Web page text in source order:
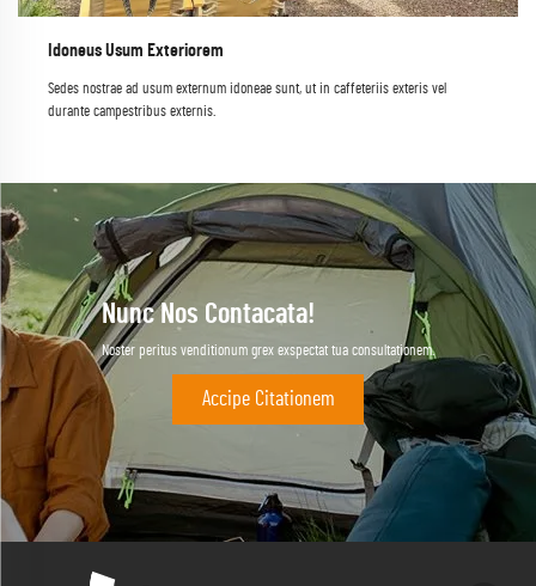
Idoneus Usum Exteriorem
Sedes nostrae ad usum externum idoneae sunt, ut in caffeteriis exteris vel
durante campestribus externis.
Nunc Nos Contacata!
Noster peritus venditionum grex exspectat tua consultationem.
Accipe Citationem